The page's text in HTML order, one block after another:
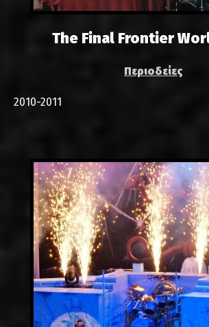
The Final Frontier
Περιοδείες
2010-2011